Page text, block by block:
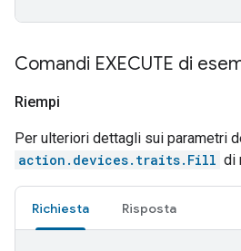
Comandi EXECUTE di
Riempi
Per ulteriori dettagli sui parametri
action.devices.traits.Fill di
Richiesta Risposta